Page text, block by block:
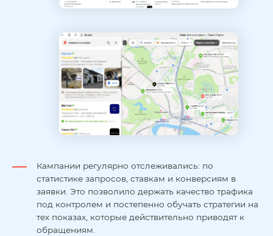
Кампании регулярно отслеживались: по
статистике запросов, ставкам и конверсиям в
заявки. Это позволило держать качество трафика
под контролем и постепенно обучать стратегии на
тех показах, которые действительно приводят к
обращениям.